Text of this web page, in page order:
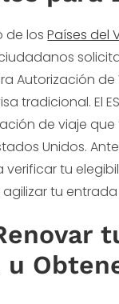
de losPaíses del
Autorización de
tradicional. El
de viaje
Unidos.
verificar tu
tu entrada
u